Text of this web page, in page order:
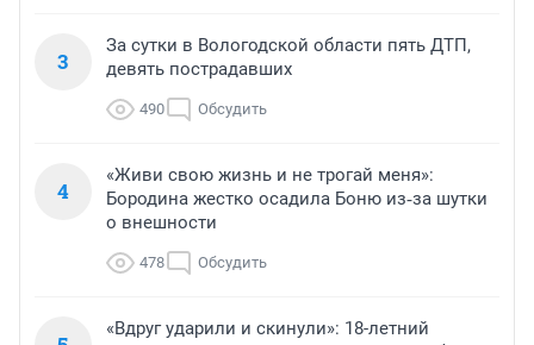
3
За сутки в Вологодской области пять ДТП,
девять пострадавших
490 Обсудить
4
«Живи свою жизнь и не трогай меня»:
Бородина жестко осадила Боню из‑за шутки
о внешности
478 Обсудить
«Вдруг ударили и скинули»: 18-летний